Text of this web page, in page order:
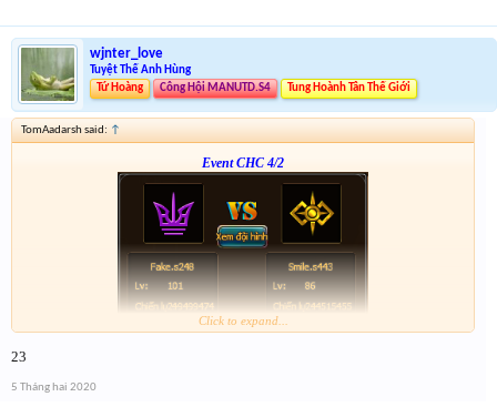
wjnter_love
Tuyệt Thế Anh Hùng
Tứ Hoàng
Công Hội MANUTD.S4 Tung Hoành Tân Thế Giới
TomAadarsh said: ↑
Event CHC 4/2
Click to expand...
23
5 Tháng hai 2020